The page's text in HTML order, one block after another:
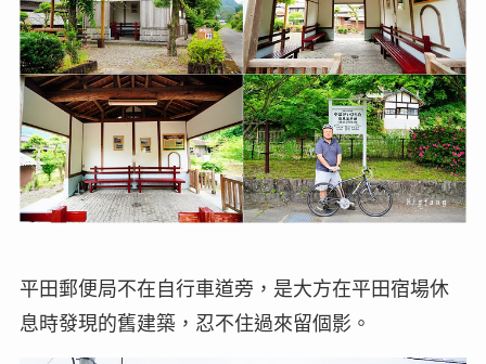
平田郵便局不在自行車道旁，是大方在平田宿場休
息時發現的舊建築，忍不住過來留個影。